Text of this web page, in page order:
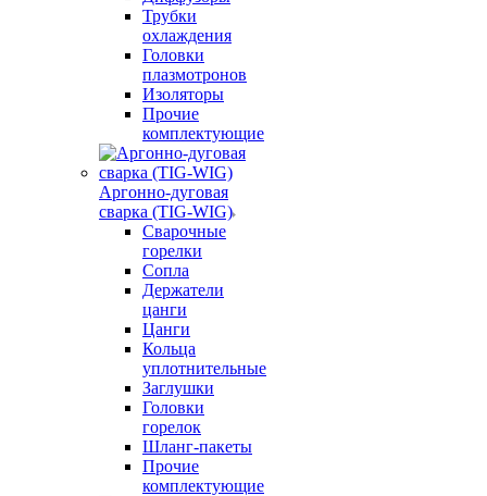
Трубки
охлаждения
Головки
плазмотронов
Изоляторы
Прочие
комплектующие
Аргонно-дуговая
сварка (TIG-WIG)
Сварочные
горелки
Сопла
Держатели
цанги
Цанги
Кольца
уплотнительные
Заглушки
Головки
горелок
Шланг-пакеты
Прочие
комплектующие